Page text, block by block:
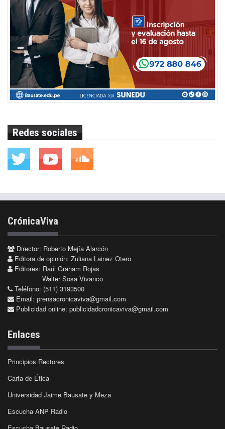
Redes sociales
CrónicaViva
Director: Roberto Mejía Alarcón
Editora de opinión: Zuliana Lainez Otero
Editores: Raúl Graham Rojas
Walter Sosa Vivanco
Teléfono: (511) 3193500
Email: prensacronicaviva@gmail.com
Publicidad online: publicidadcronicaviva@gmail.com
Enlaces
Principios Rectores
Carta de Ética
Universidad Jaime Bausate y Meza
Escucha ANP Radio